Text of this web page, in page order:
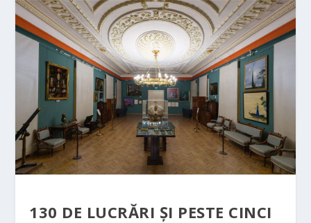
130 DE LUCRĂRI ȘI PESTE CINCI